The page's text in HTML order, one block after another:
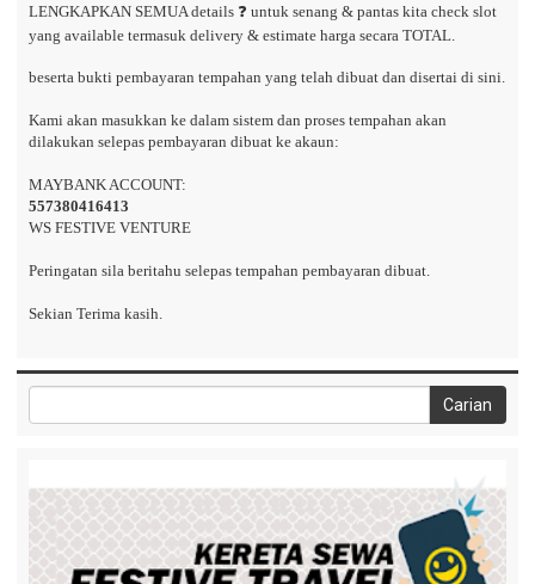
LENGKAPKAN SEMUA details ❓ untuk senang & pantas kita check slot
yang available termasuk delivery & estimate harga secara TOTAL.
beserta bukti pembayaran tempahan yang telah dibuat dan disertai di sini.
Kami akan masukkan ke dalam sistem dan proses tempahan akan
dilakukan selepas pembayaran dibuat ke akaun:
MAYBANK ACCOUNT:
557380416413
WS FESTIVE VENTURE
Peringatan sila beritahu selepas tempahan pembayaran dibuat.
Sekian Terima kasih.